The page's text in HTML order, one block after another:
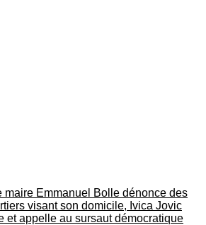
maire Emmanuel Bolle dénonce des
visant son domicile, Ivica Jovic
et appelle au sursaut démocratique